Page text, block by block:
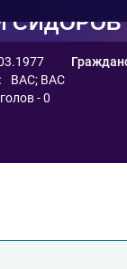
СИДОРОВ
ВАС; ВАС
- 0